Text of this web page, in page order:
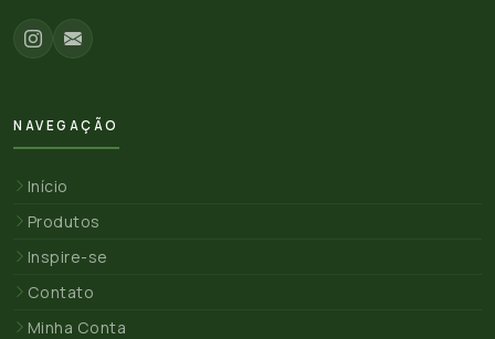
NAVEGAÇÃO
Início
Produtos
Inspire-se
Contato
Minha Conta